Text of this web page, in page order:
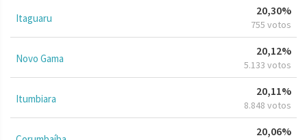
Itaguaru
20,30%
755 votos
Novo Gama
20,12%
5.133 votos
Itumbiara
20,11%
8.848 votos
20,06%